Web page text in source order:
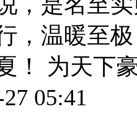
，温暖至
！ 为天下
05:41